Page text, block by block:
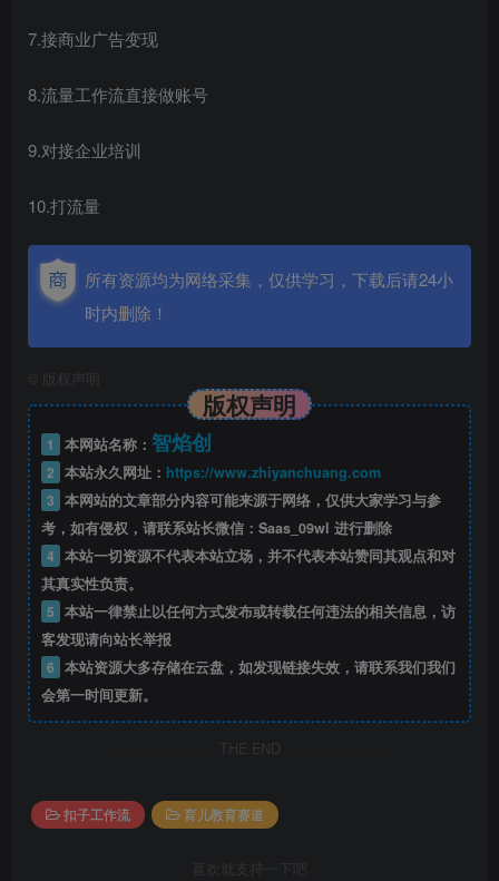
7.接商业广告变现
8.流量工作流直接做账号
9.对接企业培训
10.打流量
所有资源均为网络采集，仅供学习，下载后请24小
时内删除！
版权声明
版权声明
1 本网站名称： 智焰创
2 本站永久网址： https://www.zhiyanchuang.com
3 本网站的文章部分内容可能来源于网络，仅供大家学习与参
考，如有侵权，请联系站长微信：Saas_09wl 进行删除
4 本站一切资源不代表本站立场，并不代表本站赞同其观点和对
其真实性负责。
5 本站一律禁止以任何方式发布或转载任何违法的相关信息，访
客发现请向站长举报
6 本站资源大多存储在云盘，如发现链接失效，请联系我们我们
会第一时间更新。
THE END
扣子工作流 育儿教育赛道
喜欢就支持一下吧